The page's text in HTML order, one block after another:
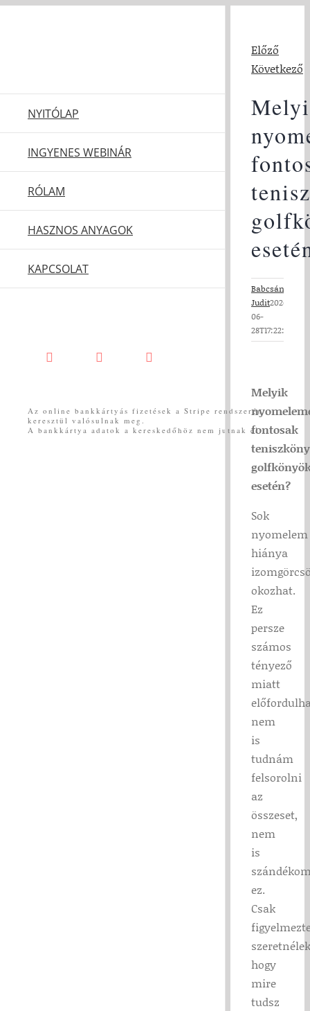
NYITÓLAP
INGYENES WEBINÁR
RÓLAM
HASZNOS ANYAGOK
KAPCSOLAT
FacebookYouTube Messenger
Az online bankkártyás fizetések a Stripe rendszerén
keresztül valósulnak meg.
A bankkártya adatok a kereskedőhöz nem jutnak el.
Előző
Következő
Babcsányi
Judit2026-
06-
Melyik
fontosak
esetén?
Sok
nyomelem
hiánya
okozhat.
Ez
persze
számos
tényező
miatt
nem
is
tudnám
felsorolni
az
összeset,
nem
is
ez.
Csak
hogy
mire
tudsz